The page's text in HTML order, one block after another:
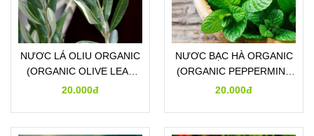
NƯƠC LÁ OLIU ORGANIC
(ORGANIC OLIVE LEAF
HYDROSOL)
20.000đ
NƯƠC BẠC HÀ ORGANIC
(ORGANIC PEPPERMINT
HYDROSOL)
20.000đ